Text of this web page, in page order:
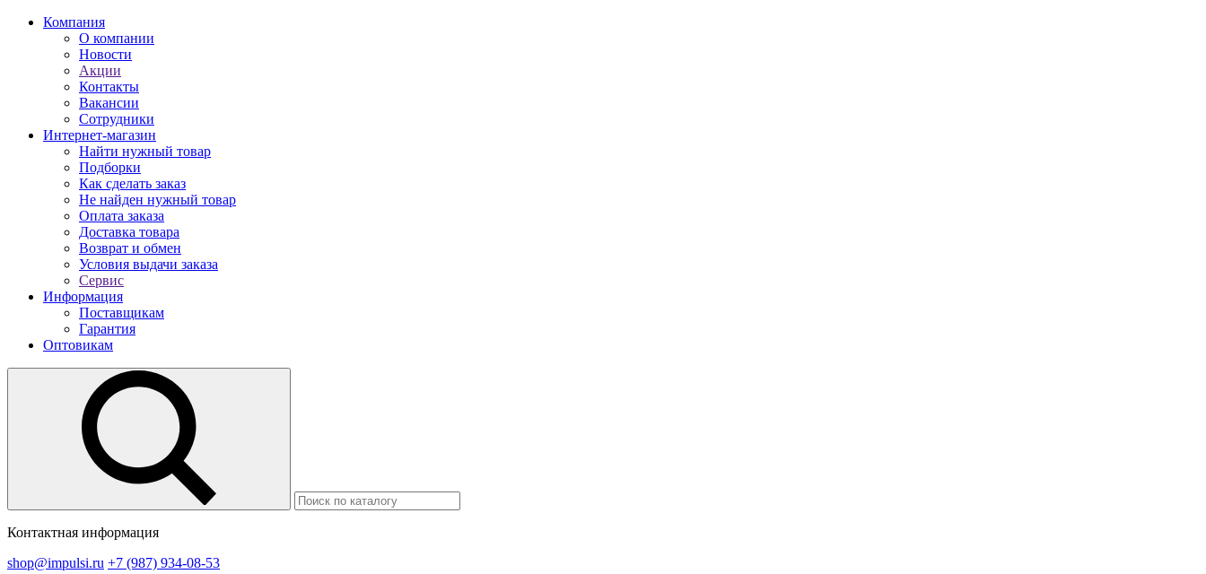
Компания
О компании
Новости
Акции
Контакты
Вакансии
Сотрудники
Интернет-магазин
Найти нужный товар
Подборки
Как сделать заказ
Не найден нужный товар
Оплата заказа
Доставка товара
Возврат и обмен
Условия выдачи заказа
Сервис
Информация
Поставщикам
Гарантия
Оптовикам
Контактная информация
shop@impulsi.ru +7 (987) 934-08-53